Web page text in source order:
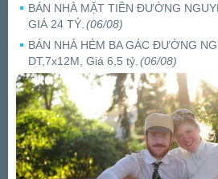
BÁN NHÀ MẶT TIỀN ĐƯỜNG
GIÁ 24 TỶ. (06/08)
BÁN NHÀ HẺM BA GÁC ĐƯỜNG
DT,7x12M, Giá 6,5 tỷ. (06/08)